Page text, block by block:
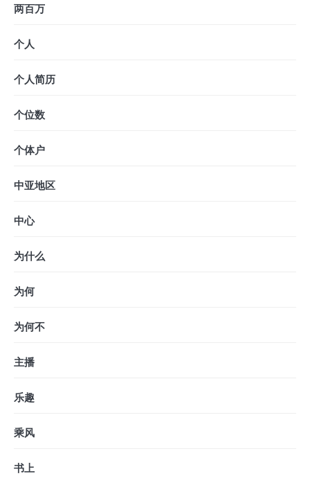
两百万
个人
个人简历
个位数
个体户
中亚地区
中心
为什么
为何
为何不
主播
乐趣
乘风
书上